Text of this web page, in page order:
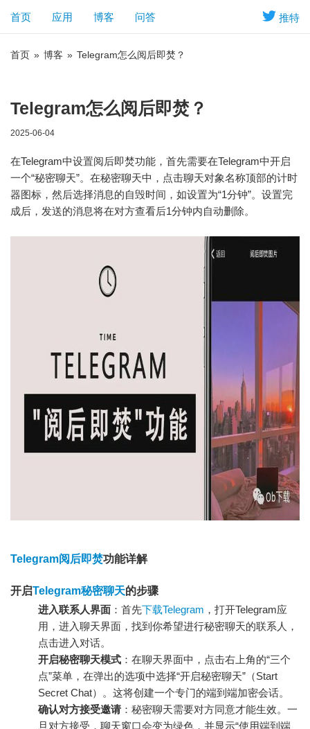
推特
首页 应用 博客 问答
首页 » 博客 » Telegram怎么阅后即焚？
Telegram怎么阅后即焚？
2025-06-04
在Telegram中设置阅后即焚功能，首先需要在Telegram中开启
一个“秘密聊天”。在秘密聊天中，点击聊天对象名称顶部的计时
器图标，然后选择消息的自毁时间，如设置为“1分钟”。设置完
成后，发送的消息将在对方查看后1分钟内自动删除。
Telegram阅后即焚功能详解
开启Telegram秘密聊天的步骤
进入联系人界面 ：首先下载Telegram ，打开Telegram应
用，进入聊天界面，找到你希望进行秘密聊天的联系人，
点击进入对话。
开启秘密聊天模式 ：在聊天界面中，点击右上角的“三个
点”菜单，在弹出的选项中选择“开启秘密聊天”（Start
Secret Chat）。这将创建一个专门的端到端加密会话。
确认对方接受邀请 ：秘密聊天需要对方同意才能生效。一
旦对方接受，聊天窗口会变为绿色，并显示“使用端到端